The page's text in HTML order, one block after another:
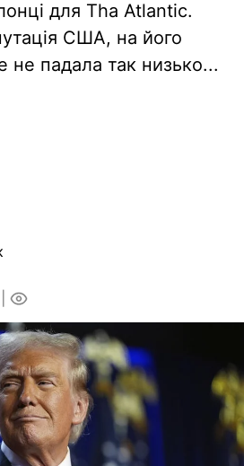
для Tha Atlantic.
США, на його
не падала так низько...